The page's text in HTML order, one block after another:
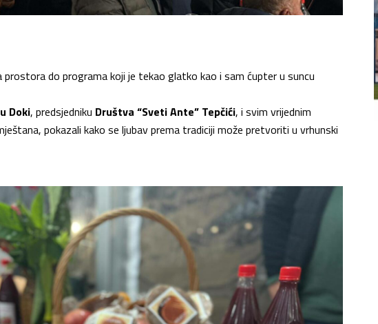
prostora do programa koji je tekao glatko kao i sam ćupter u suncu
Doki, predsjedniku Društva “Sveti Ante” Tepčići, i svim vrijednim
pokazali kako se ljubav prema tradiciji može pretvoriti u vrhunski